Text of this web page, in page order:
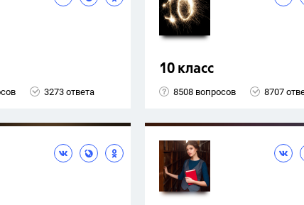
3273 ответа
10 класс
8508 вопросов 8707